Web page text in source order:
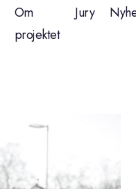
Om
projektet
Jury